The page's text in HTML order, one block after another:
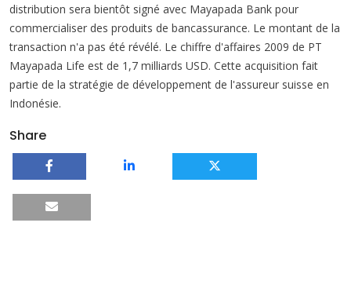
distribution sera bientôt signé avec Mayapada Bank pour
commercialiser des produits de bancassurance. Le montant de la
transaction n'a pas été révélé. Le chiffre d'affaires 2009 de PT
Mayapada Life est de 1,7 milliards USD. Cette acquisition fait
partie de la stratégie de développement de l'assureur suisse en
Indonésie.
Share